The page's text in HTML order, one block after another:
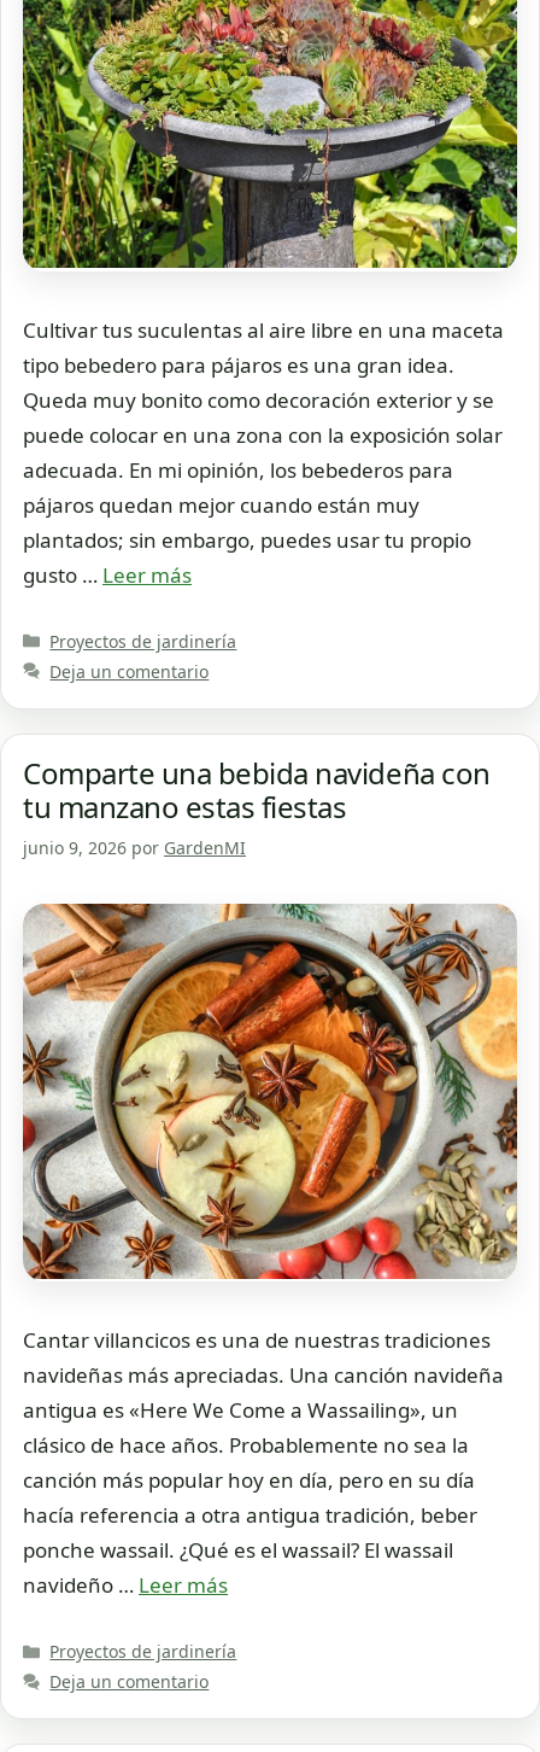
Cultivar tus suculentas al aire libre en una maceta
tipo bebedero para pájaros es una gran idea.
Queda muy bonito como decoración exterior y se
puede colocar en una zona con la exposición solar
adecuada. En mi opinión, los bebederos para
pájaros quedan mejor cuando están muy
plantados; sin embargo, puedes usar tu propio
gusto … Leer más
Categorías
Proyectos de jardinería
Deja un comentario
Comparte una bebida navideña con
tu manzano estas fiestas
junio 9, 2026 por GardenMI
Cantar villancicos es una de nuestras tradiciones
navideñas más apreciadas. Una canción navideña
antigua es «Here We Come a Wassailing», un
clásico de hace años. Probablemente no sea la
canción más popular hoy en día, pero en su día
hacía referencia a otra antigua tradición, beber
ponche wassail. ¿Qué es el wassail? El wassail
navideño … Leer más
Categorías
Proyectos de jardinería
Deja un comentario